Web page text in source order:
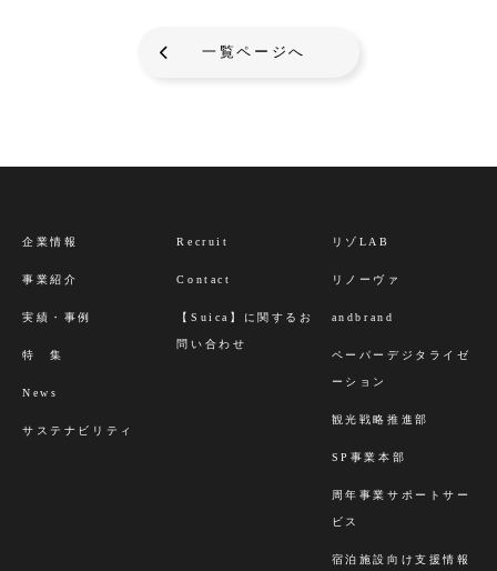
一覧ページへ
企業情報
事業紹介
実績・事例
特 集
News
サステナビリティ
Recruit
Contact
【Suica】に関するお
問い合わせ
リゾLAB
リノーヴァ
andbrand
ペーパーデジタライゼ
ーション
観光戦略推進部
SP事業本部
周年事業サポートサー
ビス
宿泊施設向け支援情報